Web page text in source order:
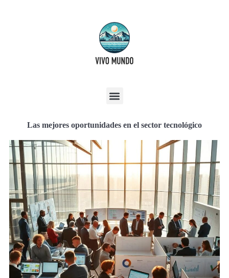
Las mejores oportunidades en el sector tecnológico